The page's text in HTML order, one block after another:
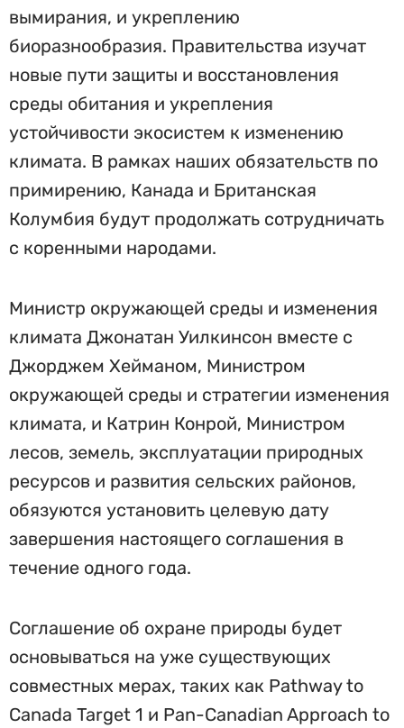
вымирания, и укреплению
биоразнообразия. Правительства изучат
новые пути защиты и восстановления
среды обитания и укрепления
устойчивости экосистем к изменению
климата. В рамках наших обязательств по
примирению, Канада и Британская
Колумбия будут продолжать сотрудничать
с коренными народами.
Министр окружающей среды и изменения
климата Джонатан Уилкинсон вместе с
Джорджем Хейманом, Министром
окружающей среды и стратегии изменения
климата, и Катрин Конрой, Министром
лесов, земель, эксплуатации природных
ресурсов и развития сельских районов,
обязуются установить целевую дату
завершения настоящего соглашения в
течение одного года.
Соглашение об охране природы будет
основываться на уже существующих
совместных мерах, таких как Pathway to
Canada Target 1 и Pan-Canadian Approach to